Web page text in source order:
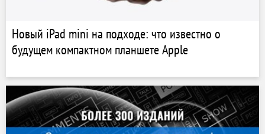
Новый iPad mini на подходе: что известно о
будущем компактном планшете Apple